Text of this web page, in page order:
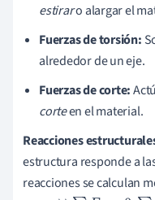
estiraro alargar el
Fuerzas de torsión:
alrededor de un eje.
Fuerzas de corte:
corteen el material.
Reacciones
estructura responde a
reacciones se calculan